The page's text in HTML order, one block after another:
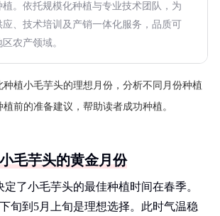
。依托规模化种植与专业技术团队，为
应、技术培训及产销一体化服务，品质可
农产领域。
种植小毛芋头的理想月份，分析不同月份种植
前的准备建议，帮助读者成功种植。
毛芋头的黄金月份
了小毛芋头的最佳种植时间在春季。
旬到5月上旬是理想选择。此时气温稳